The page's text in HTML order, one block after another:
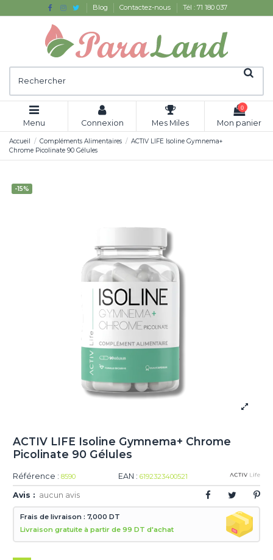
Blog Contactez-nous Tél : 71 180 037
Menu Connexion Mes Miles
0
Mon panier
Accueil Compléments Alimentaires
ACTIV LIFE Isoline Gymnema+
Chrome Picolinate 90 Gélules
-15%
ACTIV LIFE Isoline Gymnema+ Chrome
Picolinate 90 Gélules
Référence : 8590 EAN : 6192323400521
Avis : aucun avis
Frais de livraison : 7,000 DT
Livraison gratuite à partir de 99 DT d'achat